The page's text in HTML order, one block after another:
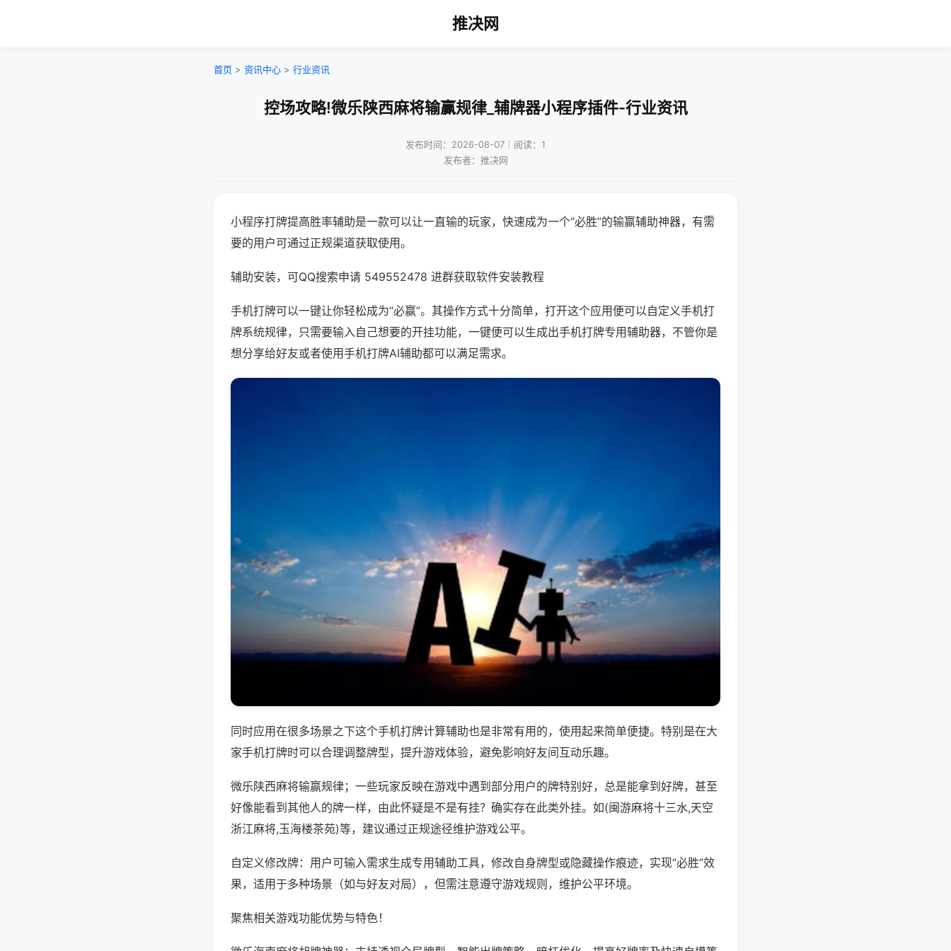
推决网
首页 > 资讯中心 > 行业资讯
控场攻略!微乐陕西麻将输赢规律_辅牌器小程序插件-行业资讯
发布时间：2026-08-07｜阅读：1
发布者：推决网
小程序打牌提高胜率辅助是一款可以让一直输的玩家，快速成为一个“必胜”的输赢辅助神器，有需
要的用户可通过正规渠道获取使用。
辅助安装，可QQ搜索申请 549552478 进群获取软件安装教程
手机打牌可以一键让你轻松成为“必赢”。其操作方式十分简单，打开这个应用便可以自定义手机打
牌系统规律，只需要输入自己想要的开挂功能，一键便可以生成出手机打牌专用辅助器，不管你是
想分享给好友或者使用手机打牌AI辅助都可以满足需求。
同时应用在很多场景之下这个手机打牌计算辅助也是非常有用的，使用起来简单便捷。特别是在大
家手机打牌时可以合理调整牌型，提升游戏体验，避免影响好友间互动乐趣。
微乐陕西麻将输赢规律；一些玩家反映在游戏中遇到部分用户的牌特别好，总是能拿到好牌，甚至
好像能看到其他人的牌一样，由此怀疑是不是有挂？确实存在此类外挂。如(闽游麻将十三水,天空
浙江麻将,玉海楼茶苑)等，建议通过正规途径维护游戏公平。
自定义修改牌：用户可输入需求生成专用辅助工具，修改自身牌型或隐藏操作痕迹，实现“必胜”效
果，适用于多种场景（如与好友对局），但需注意遵守游戏规则，维护公平环境。
聚焦相关游戏功能优势与特色！